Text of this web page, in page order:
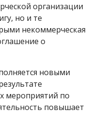
организации
но и те
некоммерческая
о
новыми
мероприятий по
повышает